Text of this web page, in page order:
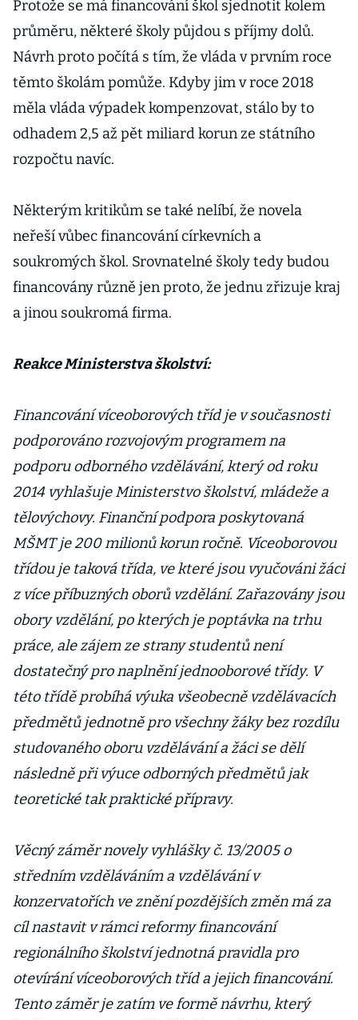
Protože se má financování škol sjednotit kolem
průměru, některé školy půjdou s příjmy dolů.
Návrh proto počítá s tím, že vláda v prvním roce
těmto školám pomůže. Kdyby jim v roce 2018
měla vláda výpadek kompenzovat, stálo by to
odhadem 2,5 až pět miliard korun ze státního
rozpočtu navíc.
Některým kritikům se také nelíbí, že novela
neřeší vůbec financování církevních a
soukromých škol. Srovnatelné školy tedy budou
financovány různě jen proto, že jednu zřizuje kraj
a jinou soukromá firma.
Reakce Ministerstva školství:
Financování víceoborových tříd je v současnosti
podporováno rozvojovým programem na
podporu odborného vzdělávání, který od roku
2014 vyhlašuje Ministerstvo školství, mládeže a
tělovýchovy. Finanční podpora poskytovaná
MŠMT je 200 milionů korun ročně. Víceoborovou
třídou je taková třída, ve které jsou vyučováni žáci
z více příbuzných oborů vzdělání. Zařazovány jsou
obory vzdělání, po kterých je poptávka na trhu
práce, ale zájem ze strany studentů není
dostatečný pro naplnění jednooborové třídy. V
této třídě probíhá výuka všeobecně vzdělávacích
předmětů jednotně pro všechny žáky bez rozdílu
studovaného oboru vzdělávání a žáci se dělí
následně při výuce odborných předmětů jak
teoretické tak praktické přípravy.
Věcný záměr novely vyhlášky č. 13/2005 o
středním vzděláváním a vzdělávání v
konzervatořích ve znění pozdějších změn má za
cíl nastavit v rámci reformy financování
regionálního školství jednotná pravidla pro
otevírání víceoborových tříd a jejich financování.
Tento záměr je zatím ve formě návrhu, který